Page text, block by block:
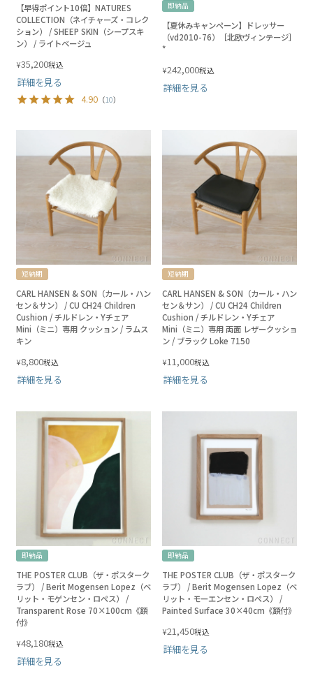
【早得ポイント10倍】NATURES
COLLECTION（ネイチャーズ・コレク
ション） / SHEEP SKIN（シープスキ
ン） / ライトベージュ
¥35,200税込
詳細を見る
4.90 （10）
即納品
【夏休みキャンペーン】ドレッサー
（vd2010-76）［北欧ヴィンテージ］
*
¥242,000税込
詳細を見る
短納期
CARL HANSEN & SON（カール・ハン
セン＆サン） / CU CH24 Children
Cushion / チルドレン・Yチェア
Mini（ミニ）専用 クッション / ラムス
キン
¥8,800税込
詳細を見る
短納期
CARL HANSEN & SON（カール・ハン
セン＆サン） / CU CH24 Children
Cushion / チルドレン・Yチェア
Mini（ミニ）専用 両面 レザークッショ
ン / ブラック Loke 7150
¥11,000税込
詳細を見る
即納品
THE POSTER CLUB（ザ・ポスターク
ラブ） / Berit Mogensen Lopez（ベ
リット・モゲンセン・ロペス） /
Transparent Rose 70×100cm《額
付》
¥48,180税込
詳細を見る
即納品
THE POSTER CLUB（ザ・ポスターク
ラブ） / Berit Mogensen Lopez（ベ
リット・モーエンセン・ロペス） /
Painted Surface 30×40cm《額付》
¥21,450税込
詳細を見る